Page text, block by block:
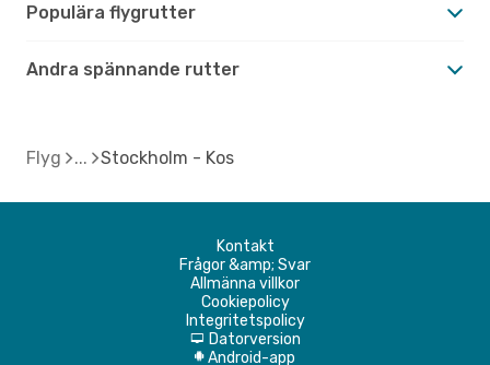
Populära flygrutter
Andra spännande rutter
Flyg Stockholm - Kos
Kontakt
Frågor &amp; Svar
Allmänna villkor
Cookiepolicy
Integritetspolicy
d Datorversion
A Android-app